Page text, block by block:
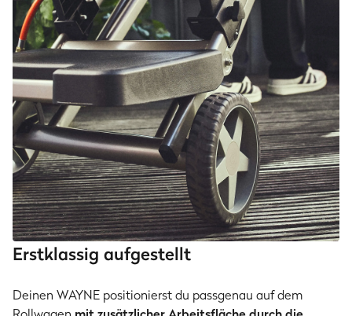
Erstklassig aufgestellt
Deinen WAYNE positionierst du passgenau auf dem